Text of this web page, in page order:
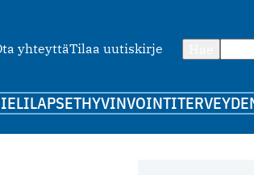
yhteyttäTilaa uutiskirje
LAPSETHYVINVOINTI